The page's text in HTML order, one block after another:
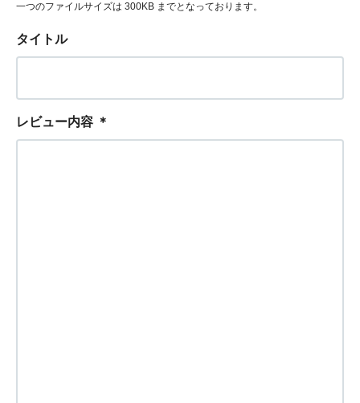
一つのファイルサイズは 300KB までとなっております。
タイトル
レビュー内容 ＊